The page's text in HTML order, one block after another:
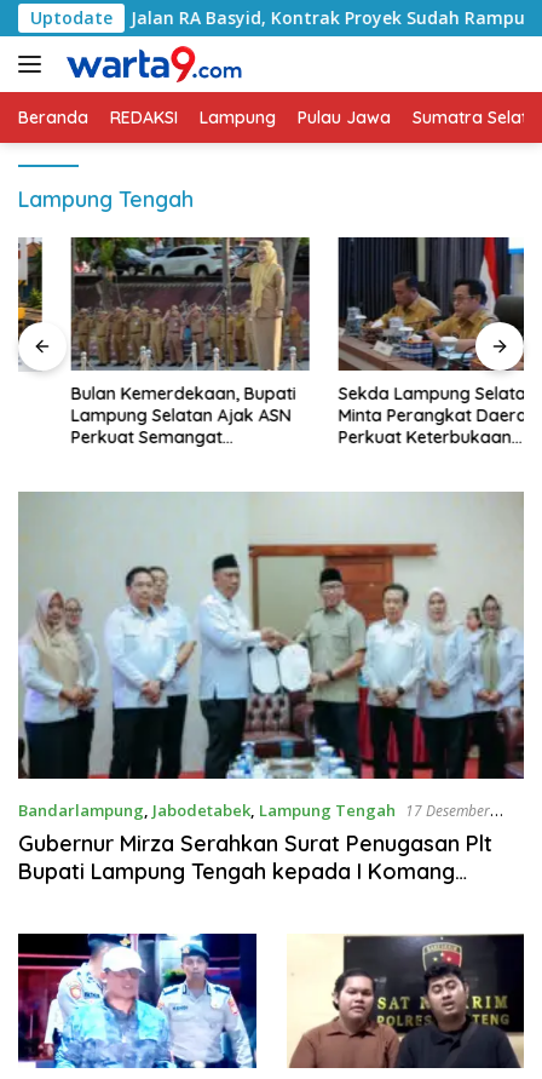
Langsung
ke
konten
Uptodate
Jalan RA Basyid, Kontrak Proyek Sudah Rampung
Beranda REDAKSI Lampung Pulau Jawa Sumatra
Lampung Tengah
Bulan Kemerdekaan, Bupati
Lampung Selatan Ajak ASN
Perkuat Semangat
Sekda Lampung Selatan
Minta Perangkat Daerah
Perkuat Keterbukaan
Bandarlampung, Jabodetabek, Lampung Tengah
17 Desember
2025
Gubernur Mirza Serahkan Surat Penugasan Plt
Bupati Lampung Tengah kepada I Komang